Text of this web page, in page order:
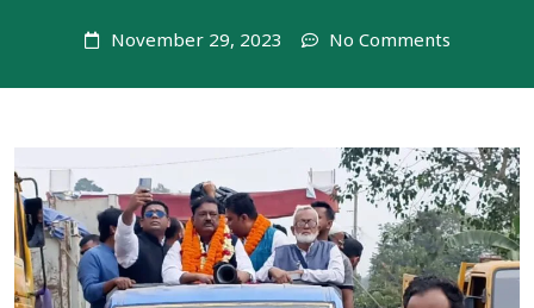
November 29, 2023 No Comments